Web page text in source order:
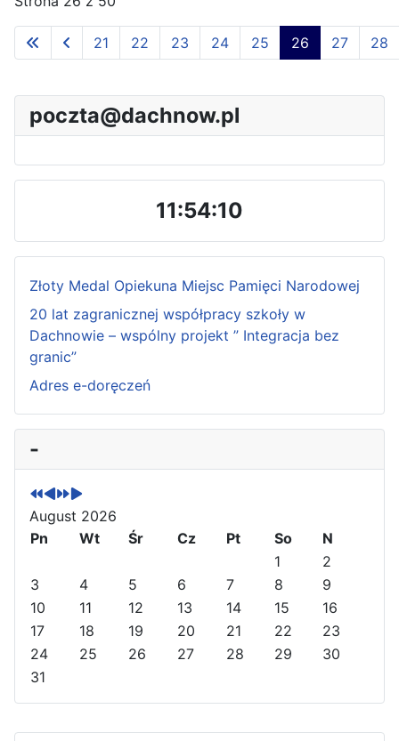
21 22 23 24 25 26 27 28
poczta@dachnow.pl
11:54:11
Złoty Medal Opiekuna Miejsc Pamięci Narodowej
20 lat zagranicznej współpracy szkoły w
Dachnowie – wspólny projekt ” Integracja bez
granic”
Adres e-doręczeń
-
P
r
e
v
i
o
s
Y
e
a
P
e
v
i
o
M
o
n
h
N
x
t
Y
N
x
t
M
August 2026
Pn
Wt Śr Cz Pt So
N
1
2
3
4 5 6 7 8
9
10
11 12 13 14 15
16
17
18 19 20 21 22
23
24
25 26 27 28 29
30
31